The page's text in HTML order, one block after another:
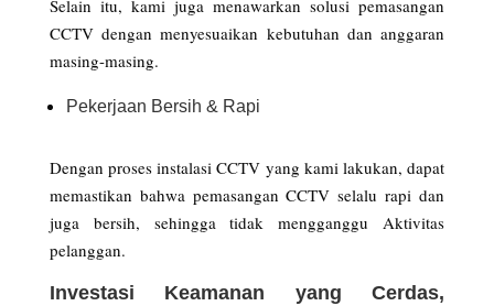
Selain itu, kami juga menawarkan solusi pemasangan
CCTV dengan menyesuaikan kebutuhan dan anggaran
masing-masing.
Pekerjaan Bersih & Rapi
Dengan proses instalasi CCTV yang kami lakukan, dapat
memastikan bahwa pemasangan CCTV selalu rapi dan
juga bersih, sehingga tidak mengganggu Aktivitas
pelanggan.
Investasi Keamanan yang Cerdas,